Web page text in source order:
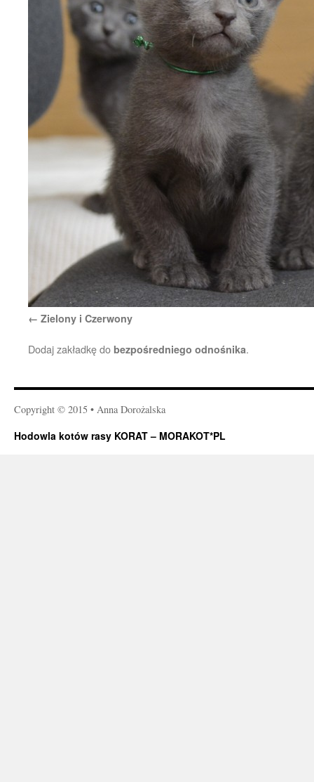
Zielony i Czerwony
Dodaj zakładkę do bezpośredniego odnośnika.
Copyright © 2015 • Anna Dorożalska
Hodowla kotów rasy KORAT – MORAKOT*PL